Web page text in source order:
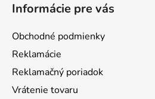
Informácie pre vás
Obchodné podmienky
Reklamácie
Reklamačný poriadok
Vrátenie tovaru